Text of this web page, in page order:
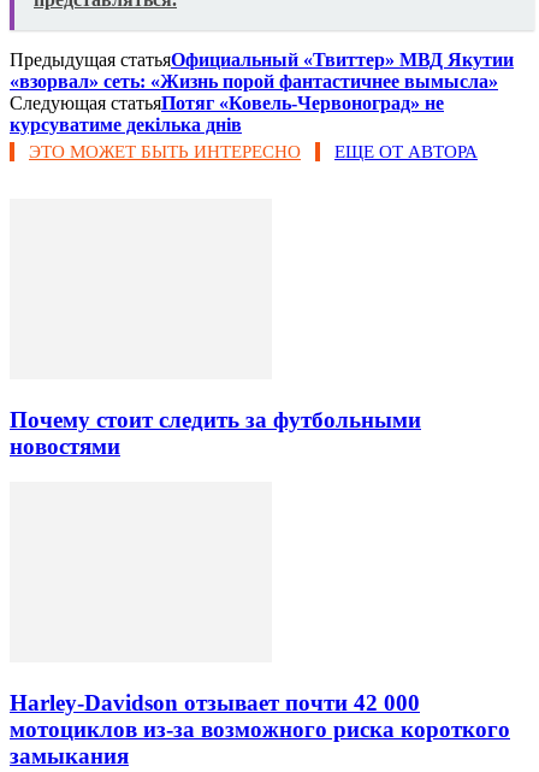
Предыдущая статьяОфициальный «Твиттер» МВД Якутии
«взорвал» сеть: «Жизнь порой фантастичнее вымысла»
Следующая статьяПотяг «Ковель-Червоноград» не
курсуватиме декілька днів
ЭТО МОЖЕТ БЫТЬ ИНТЕРЕСНО ЕЩЕ ОТ АВТОРА
Почему стоит следить за футбольными
новостями
Harley-Davidson отзывает почти 42 000
мотоциклов из-за возможного риска короткого
замыкания